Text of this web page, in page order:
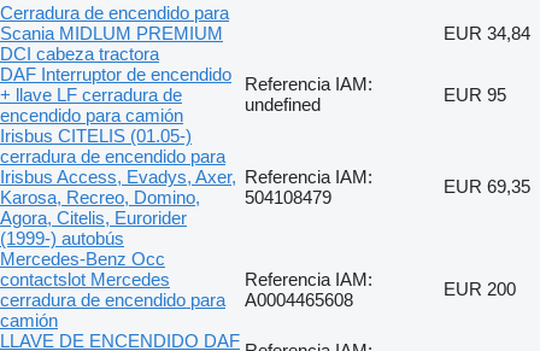
Cerradura de encendido para
Scania MIDLUM PREMIUM
DCI cabeza tractora
EUR 34,84
DAF Interruptor de encendido
+ llave LF cerradura de
encendido para camión
Referencia IAM:
undefined
EUR 95
Irisbus CITELIS (01.05-)
cerradura de encendido para
Irisbus Access, Evadys, Axer,
Karosa, Recreo, Domino,
Agora, Citelis, Eurorider
(1999-) autobús
Referencia IAM:
504108479
EUR 69,35
Mercedes-Benz Occ
contactslot Mercedes
cerradura de encendido para
camión
Referencia IAM:
A0004465608
EUR 200
LLAVE DE ENCENDIDO DAF